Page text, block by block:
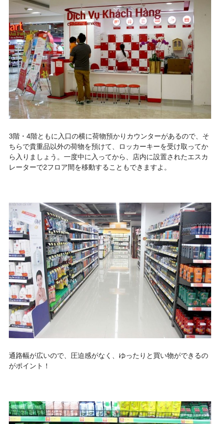
3階・4階ともに入口の横に荷物預かりカウンターがあるので、そ
ちらで貴重品以外の荷物を預けて、ロッカーキーを受け取ってか
ら入りましょう。一度中に入ってから、店内に設置されたエスカ
レーターで2フロア間を移動することもできますよ。
通路幅が広いので、圧迫感がなく、ゆったりと買い物ができるの
がポイント！